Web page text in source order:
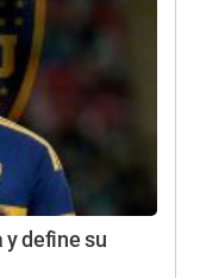
y define su